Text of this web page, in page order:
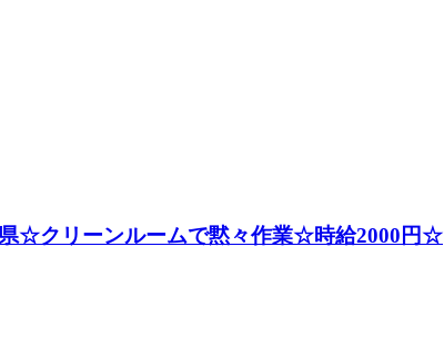
☆クリーンルームで黙々作業☆時給2000円☆